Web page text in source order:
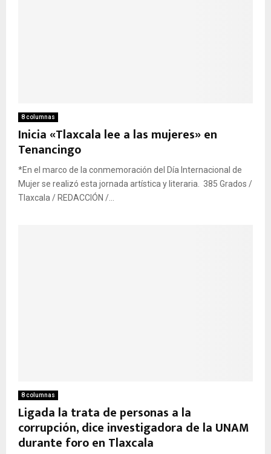
8 columnas
Inicia «Tlaxcala lee a las mujeres» en
Tenancingo
*En el marco de la conmemoración del Día Internacional de
Mujer se realizó esta jornada artística y literaria. 385 Grados /
Tlaxcala / REDACCIÓN /...
8 columnas
Ligada la trata de personas a la
corrupción, dice investigadora de la UNAM
durante foro en Tlaxcala